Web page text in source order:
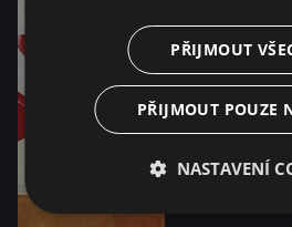
PŘIJMOUT
PŘIJMOUT POUZE
NASTAVENÍ